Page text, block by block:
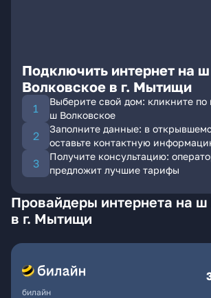
Подключить интернет на ш
Волковское в г. Мытищи
Выберите свой дом: кликните
ш Волковское
Заполните данные: в
оставьте контактную
Получите консультацию:
предложит лучшие тарифы
Провайдеры интернета на
в г. Мытищи
билайн